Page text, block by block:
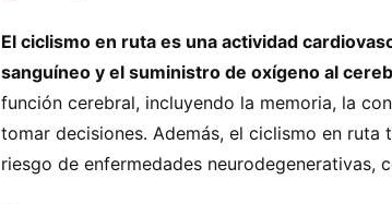
El ciclismo en ruta es una actividad
sanguíneo y el suministro de oxígeno al
función cerebral, incluyendo la memoria, la
tomar decisiones. Además, el ciclismo en ruta
riesgo de enfermedades neurodegenerativas,